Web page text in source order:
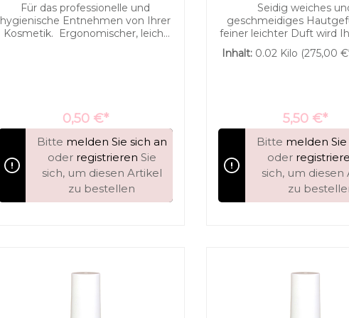
Für das professionelle und
hygienische Entnehmen von Ihrer
Kosmetik. Ergonomischer, leicht
0,50 €*
Bitte melden Sie sich an
oder registrieren Sie
sich, um diesen Artikel
zu bestellen
Seidig weiches
geschmeidiges
feiner leichter Duft wird
verzaubern. Deluxe for
& Hand Intensivpflege
Avocadobutter mit
Borretschsamenöl,
Kokosöl verfeinert.
wunderbare
hochwertigsten
trockene, rissige und
Nagelhaut. Auch
hervorragend vor
pflegenden Stoffe, die
Inhalt: 0.02 Kilo (275,00
5,50 €*
Bitte melden Sie
oder
sich, um diesen
zu